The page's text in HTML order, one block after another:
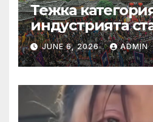
Тежка
индустрията
алианс за
слънчева
JUNE 6, 2026 ADMIN